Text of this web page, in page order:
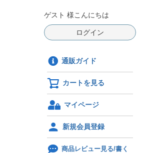
ゲスト 様こんにちは
ログイン
通販ガイド
カートを見る
マイページ
新規会員登録
商品レビュー見る/書く